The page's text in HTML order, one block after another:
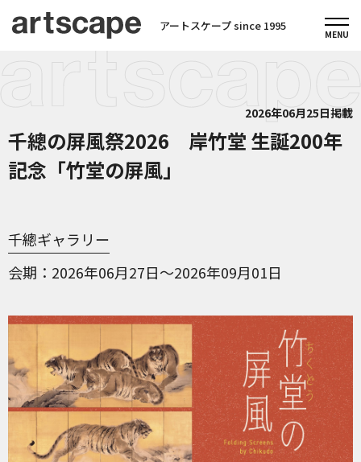
アートスケープ since 1995
2026年06月25日掲載
千總の屏風祭2026 岸竹堂 生誕200年
記念「竹堂の屏風」
千總ギャラリー
会期
2026年06月27日～2026年09月01日